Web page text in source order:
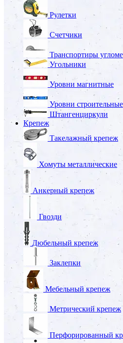
Рулетки
Счетчики
Транспортиры
Угольники
Уровни магнитные
Уровни строительные
Штангенциркули
Крепеж
Такелажный крепеж
Хомуты металлические
Анкерный крепеж
Гвозди
Дюбельный крепеж
Заклепки
Мебельный крепеж
Метрический крепеж
Перфорированный